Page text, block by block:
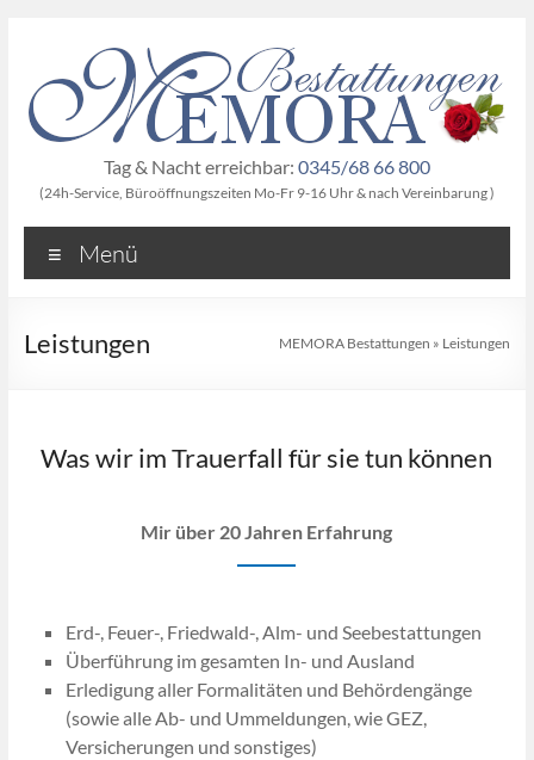
springen
Tag & Nacht erreichbar: 0345/68 66 800
(24h-Service, Büroöffnungszeiten Mo-Fr 9-16 Uhr & nach Vereinbarung )
Menü
Leistungen MEMORA Bestattungen » Leistungen
Was wir im Trauerfall für sie tun können
Mir über 20 Jahren Erfahrung
Erd-, Feuer-, Friedwald-, Alm- und Seebestattungen
Überführung im gesamten In- und Ausland
Erledigung aller Formalitäten und Behördengänge
(sowie alle Ab- und Ummeldungen, wie GEZ,
Versicherungen und sonstiges)